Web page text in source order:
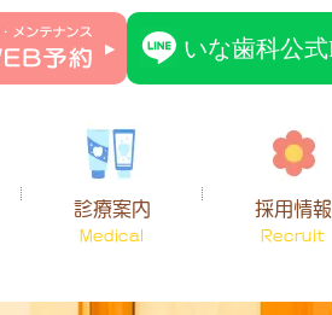
診療案内
Medical
採用情報
Recruit